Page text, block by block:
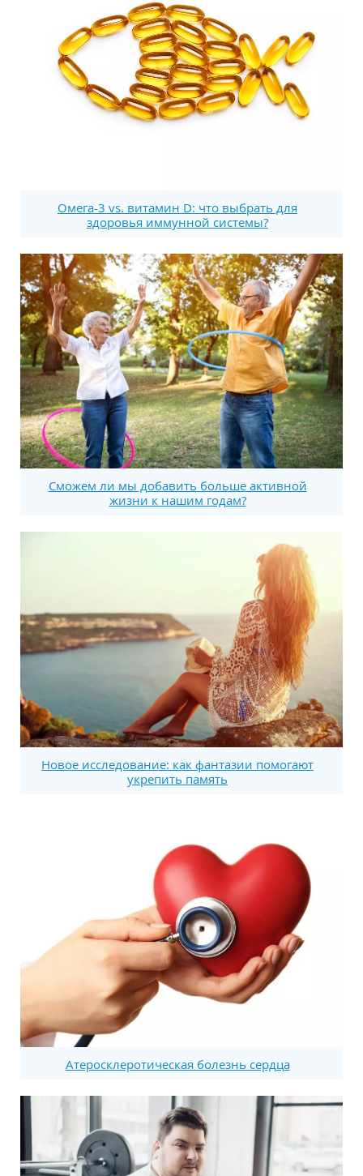
Омега-3 vs. витамин D: что выбрать для
здоровья иммунной системы?
Сможем ли мы добавить больше активной
жизни к нашим годам?
Новое исследование: как фантазии помогают
укрепить память
Атеросклеротическая болезнь сердца